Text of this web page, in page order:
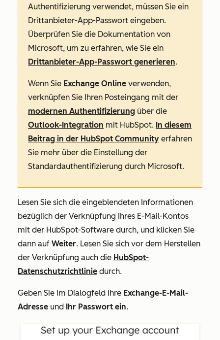
Authentifizierung verwendet, müssen Sie ein
Drittanbieter-App-Passwort eingeben.
Überprüfen Sie die Dokumentation von
Microsoft, um zu erfahren, wie Sie ein
Drittanbieter-App-Passwort generieren.
Wenn Sie Exchange Online verwenden,
verknüpfen Sie Ihren Posteingang mit der
modernen Authentifizierung über die
Outlook-Integration mit HubSpot. In diesem
Beitrag in der HubSpot Community erfahren
Sie mehr über die Einstellung der
Standardauthentifizierung durch Microsoft.
Lesen Sie sich die eingeblendeten Informationen
bezüglich der Verknüpfung Ihres E-Mail-Kontos
mit der HubSpot-Software durch, und klicken Sie
dann auf Weiter. Lesen Sie sich vor dem Herstellen
der Verknüpfung auch die HubSpot-
Datenschutzrichtlinie durch.
Geben Sie im Dialogfeld Ihre Exchange-E-Mail-
Adresse und Ihr Passwort ein.